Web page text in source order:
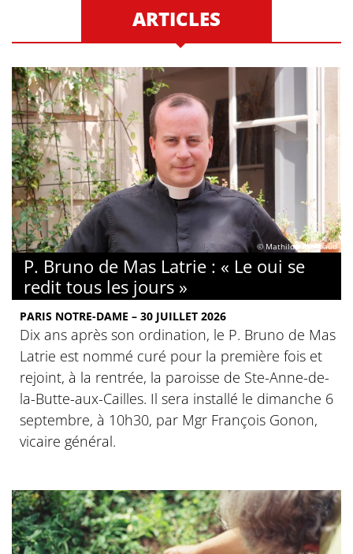
ARTICLES
© Mathilde Rambaud
P. Bruno de Mas Latrie : « Le oui se
redit tous les jours »
PARIS NOTRE-DAME – 30 JUILLET 2026
Dix ans après son ordination, le P. Bruno de Mas
Latrie est nommé curé pour la première fois et
rejoint, à la rentrée, la paroisse de Ste-Anne-de-
la-Butte-aux-Cailles. Il sera installé le dimanche 6
septembre, à 10h30, par Mgr François Gonon,
vicaire général.